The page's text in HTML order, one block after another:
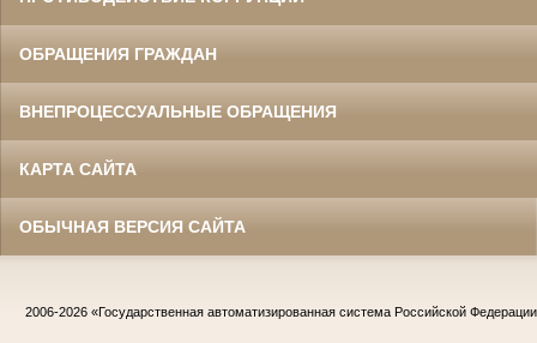
ОБРАЩЕНИЯ ГРАЖДАН
ВНЕПРОЦЕССУАЛЬНЫЕ ОБРАЩЕНИЯ
КАРТА САЙТА
ОБЫЧНАЯ ВЕРСИЯ САЙТА
2006-2026 «Государственная автоматизированная система Российской